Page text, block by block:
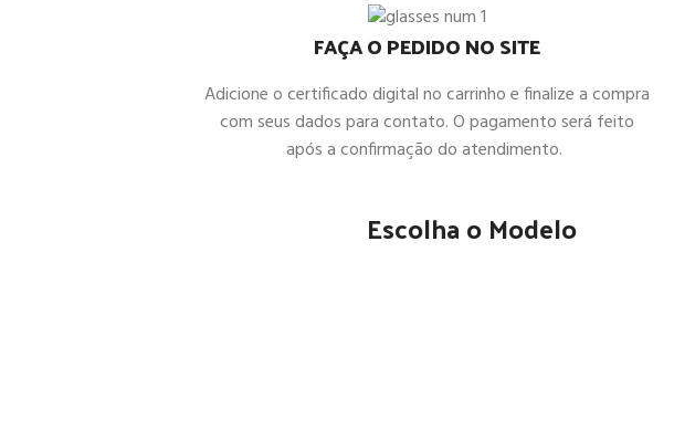
FAÇA O PEDIDO NO SITE
Adicione o certificado digital no carrinho e finalize a compra
com seus dados para contato. O pagamento será feito
após a confirmação do atendimento.
Escolha o Modelo